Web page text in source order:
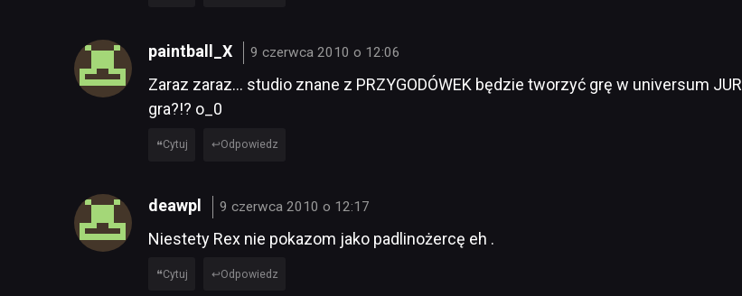
paintball_X 9 czerwca 2010 o 12:06
Zaraz zaraz… studio znane z PRZYGODÓWEK będzie tworzyć grę w universum
gra?!? o_0
Cytuj Odpowiedz
deawpl 9 czerwca 2010 o 12:17
Niestety Rex nie pokazom jako padlinożercę eh .
Cytuj Odpowiedz